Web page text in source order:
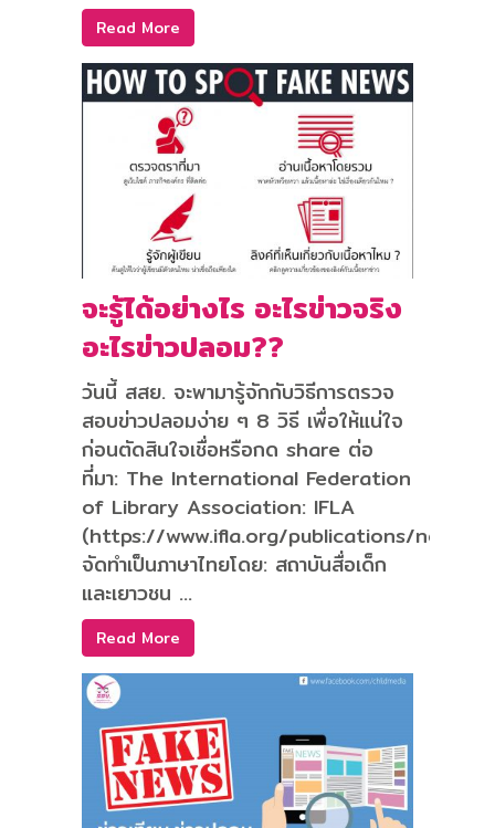
Read More
จะรู้ได้อย่างไร อะไรข่าวจริง
อะไรข่าวปลอม??
วันนี้ สสย. จะพามารู้จักกับวิธีการตรวจ
สอบข่าวปลอมง่าย ๆ 8 วิธี เพื่อให้แน่ใจ
ก่อนตัดสินใจเชื่อหรือกด share ต่อ
ที่มา: The International Federation
of Library Association: IFLA
(https://www.ifla.org/publications/node/
จัดทำเป็นภาษาไทยโดย: สถาบันสื่อเด็ก
และเยาวชน ...
Read More